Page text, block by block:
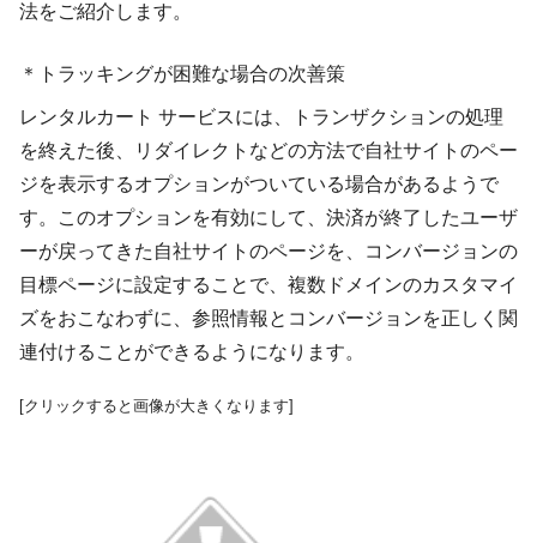
法をご紹介します。
＊トラッキングが困難な場合の次善策
レンタルカート サービスには、トランザクションの処理
を終えた後、リダイレクトなどの方法で自社サイトのペー
ジを表示するオプションがついている場合があるようで
す。このオプションを有効にして、決済が終了したユーザ
ーが戻ってきた自社サイトのページを、コンバージョンの
目標ページに設定することで、複数ドメインのカスタマイ
ズをおこなわずに、参照情報とコンバージョンを正しく関
連付けることができるようになります。
[クリックすると画像が大きくなります]